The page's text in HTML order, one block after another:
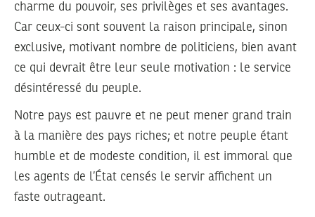
charme du pouvoir, ses privilèges et ses avantages.
Car ceux-ci sont souvent la raison principale, sinon
exclusive, motivant nombre de politiciens, bien avant
ce qui devrait être leur seule motivation : le service
désintéressé du peuple.
Notre pays est pauvre et ne peut mener grand train
à la manière des pays riches; et notre peuple étant
humble et de modeste condition, il est immoral que
les agents de l’État censés le servir affichent un
faste outrageant.